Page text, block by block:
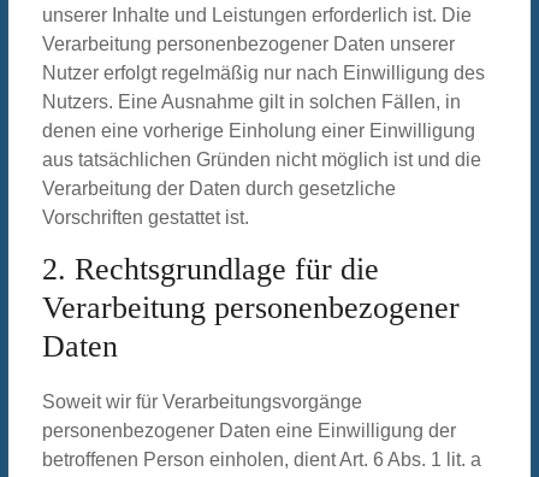
unserer Inhalte und Leistungen erforderlich ist. Die
Verarbeitung personenbezogener Daten unserer
Nutzer erfolgt regelmäßig nur nach Einwilligung des
Nutzers. Eine Ausnahme gilt in solchen Fällen, in
denen eine vorherige Einholung einer Einwilligung
aus tatsächlichen Gründen nicht möglich ist und die
Verarbeitung der Daten durch gesetzliche
Vorschriften gestattet ist.
2. Rechtsgrundlage für die
Verarbeitung personenbezogener
Daten
Soweit wir für Verarbeitungsvorgänge
personenbezogener Daten eine Einwilligung der
betroffenen Person einholen, dient Art. 6 Abs. 1 lit. a